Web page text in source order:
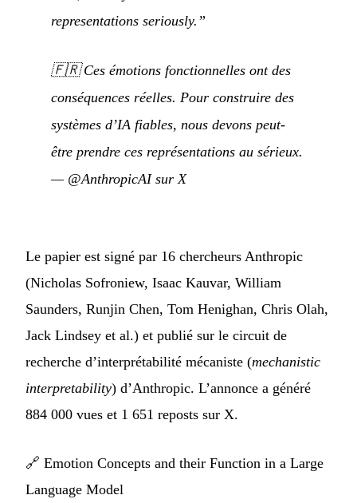
representations seriously.”
🇫🇷Ces émotions fonctionnelles ont des
conséquences réelles. Pour construire des
systèmes d’IA fiables, nous devons peut-
être prendre ces représentations au sérieux.
— @AnthropicAI sur X
Le papier est signé par 16 chercheurs Anthropic
(Nicholas Sofroniew, Isaac Kauvar, William
Saunders, Runjin Chen, Tom Henighan, Chris Olah,
Jack Lindsey et al.) et publié sur le circuit de
recherche d’interprétabilité mécaniste (mechanistic
interpretability) d’Anthropic. L’annonce a généré
884 000 vues et 1 651 reposts sur X.
🔗 Emotion Concepts and their Function in a Large
Language Model